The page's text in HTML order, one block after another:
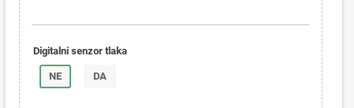
Digitalni senzor tlaka
NE DA